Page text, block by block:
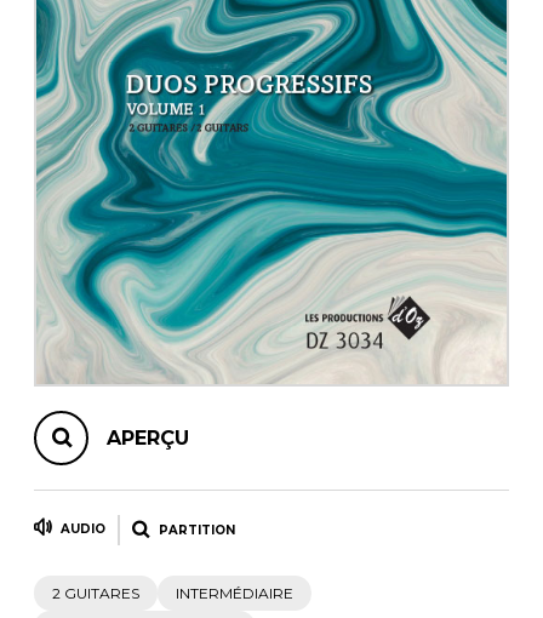
AUTRES PRODUITS
APERÇU
AUDIO PARTITION
2 GUITARES
INTERMÉDIAIRE